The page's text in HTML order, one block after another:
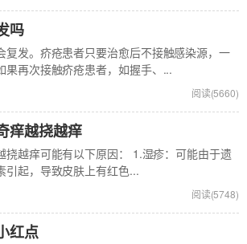
吗
复发。疥疮患者只要治愈后不接触感染源，一
果再次接触疥疮患者，如握手、...
阅读(5660)
痒越挠越痒
有以下原因： 1.湿疹：可能由于遗
引起，导致皮肤上有红色...
阅读(5748)
红点